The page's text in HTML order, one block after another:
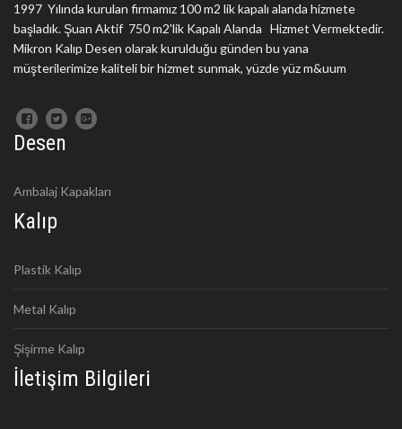
1997 Yılında kurulan firmamız 100 m2 lik kapalı alanda hizmete
başladık. Şuan Aktif 750 m2'lik Kapalı Alanda Hizmet Vermektedir.
Mikron Kalıp Desen olarak kurulduğu günden bu yana
müşterilerimize kaliteli bir hizmet sunmak, yüzde yüz m&uum
Desen
Ambalaj Kapakları
Kalıp
Plastik Kalıp
Metal Kalıp
Şişirme Kalıp
İletişim Bilgileri